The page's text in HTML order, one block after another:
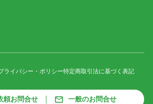
ライバシー・ポリシー特定商取引法に基づく表記
頼お問合せ 一般のお問合せ